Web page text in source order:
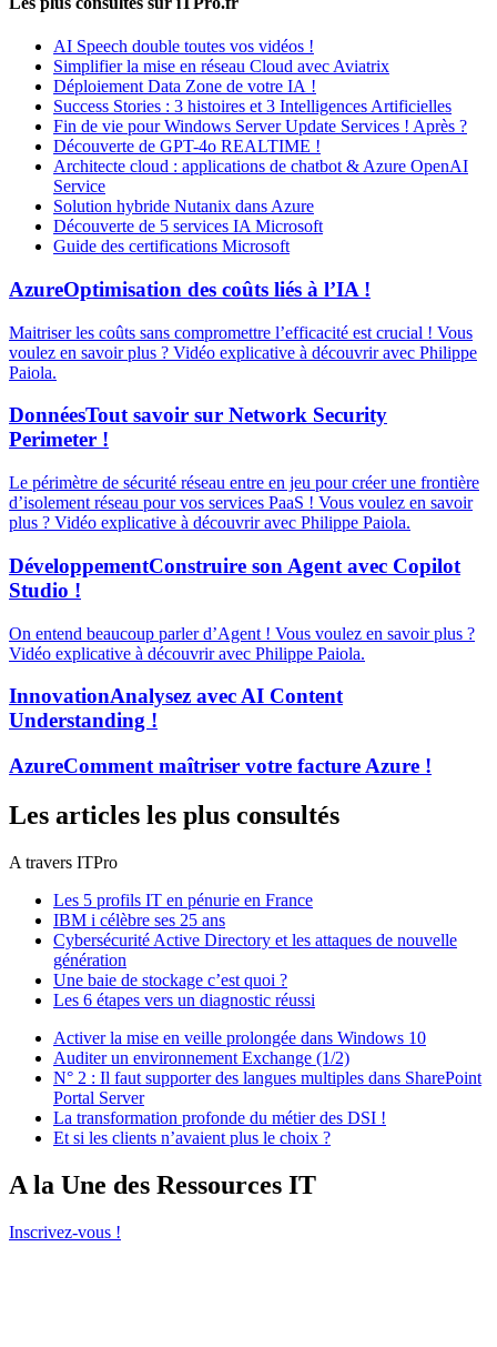
AI Speech double toutes vos vidéos !
Simplifier la mise en réseau Cloud avec Aviatrix
Déploiement Data Zone de votre IA !
Success Stories : 3 histoires et 3 Intelligences Artificielles
Fin de vie pour Windows Server Update Services ! Après ?
Découverte de GPT-4o REALTIME !
Architecte cloud : applications de chatbot & Azure OpenAI
Service
Solution hybride Nutanix dans Azure
Découverte de 5 services IA Microsoft
Guide des certifications Microsoft
AzureOptimisation des coûts liés à l’IA !
Maitriser les coûts sans compromettre l’efficacité est crucial ! Vous
voulez en savoir plus ? Vidéo explicative à découvrir avec Philippe
Paiola.
DonnéesTout savoir sur Network Security
Perimeter !
Le périmètre de sécurité réseau entre en jeu pour créer une frontière
d’isolement réseau pour vos services PaaS ! Vous voulez en savoir
plus ? Vidéo explicative à découvrir avec Philippe Paiola.
DéveloppementConstruire son Agent avec Copilot
Studio !
On entend beaucoup parler d’Agent ! Vous voulez en savoir plus ?
Vidéo explicative à découvrir avec Philippe Paiola.
InnovationAnalysez avec AI Content
Understanding !
AzureComment maîtriser votre facture Azure !
Les articles les plus consultés
A travers ITPro
Les 5 profils IT en pénurie en France
IBM i célèbre ses 25 ans
Cybersécurité Active Directory et les attaques de nouvelle
génération
Une baie de stockage c’est quoi ?
Les 6 étapes vers un diagnostic réussi
Activer la mise en veille prolongée dans Windows 10
Auditer un environnement Exchange (1/2)
N° 2 : Il faut supporter des langues multiples dans SharePoint
Portal Server
La transformation profonde du métier des DSI !
Et si les clients n’avaient plus le choix ?
A la Une des Ressources IT
Inscrivez-vous !